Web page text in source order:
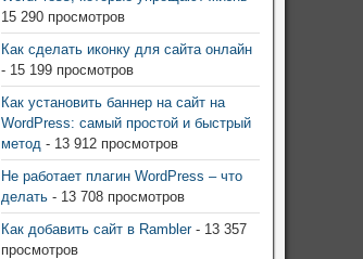
15 290 просмотров
Как сделать иконку для сайта онлайн
- 15 199 просмотров
Как установить баннер на сайт на
WordPress: самый простой и быстрый
метод - 13 912 просмотров
Не работает плагин WordPress – что
делать - 13 708 просмотров
Как добавить сайт в Rambler- 13 357
просмотров